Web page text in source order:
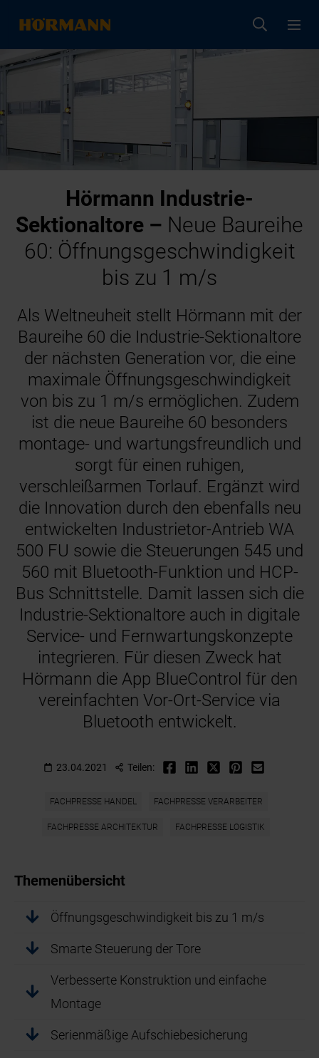
Hörmann Industrie-
Sektionaltore – Neue Baureihe
60: Öffnungsgeschwindigkeit
bis zu 1 m/s
Als Weltneuheit stellt Hörmann mit der
Baureihe 60 die Industrie-Sektionaltore
der nächsten Generation vor, die eine
maximale Öffnungsgeschwindigkeit
von bis zu 1 m/s ermöglichen. Zudem
ist die neue Baureihe 60 besonders
montage- und wartungsfreundlich und
sorgt für einen ruhigen,
verschleißarmen Torlauf. Ergänzt wird
die Innovation durch den ebenfalls neu
entwickelten Industrietor-Antrieb WA
500 FU sowie die Steuerungen 545 und
560 mit Bluetooth-Funktion und HCP-
Bus Schnittstelle. Damit lassen sich die
Industrie-Sektionaltore auch in digitale
Service- und Fernwartungskonzepte
integrieren. Für diesen Zweck hat
Hörmann die App BlueControl für den
vereinfachten Vor-Ort-Service via
Bluetooth entwickelt.
23.04.2021 Teilen:
FACHPRESSE HANDEL FACHPRESSE VERARBEITER
FACHPRESSE ARCHITEKTUR FACHPRESSE LOGISTIK
Themenübersicht
Öffnungsgeschwindigkeit bis zu 1 m/s
Smarte Steuerung der Tore
Verbesserte Konstruktion und einfache
Montage
Serienmäßige Aufschiebesicherung